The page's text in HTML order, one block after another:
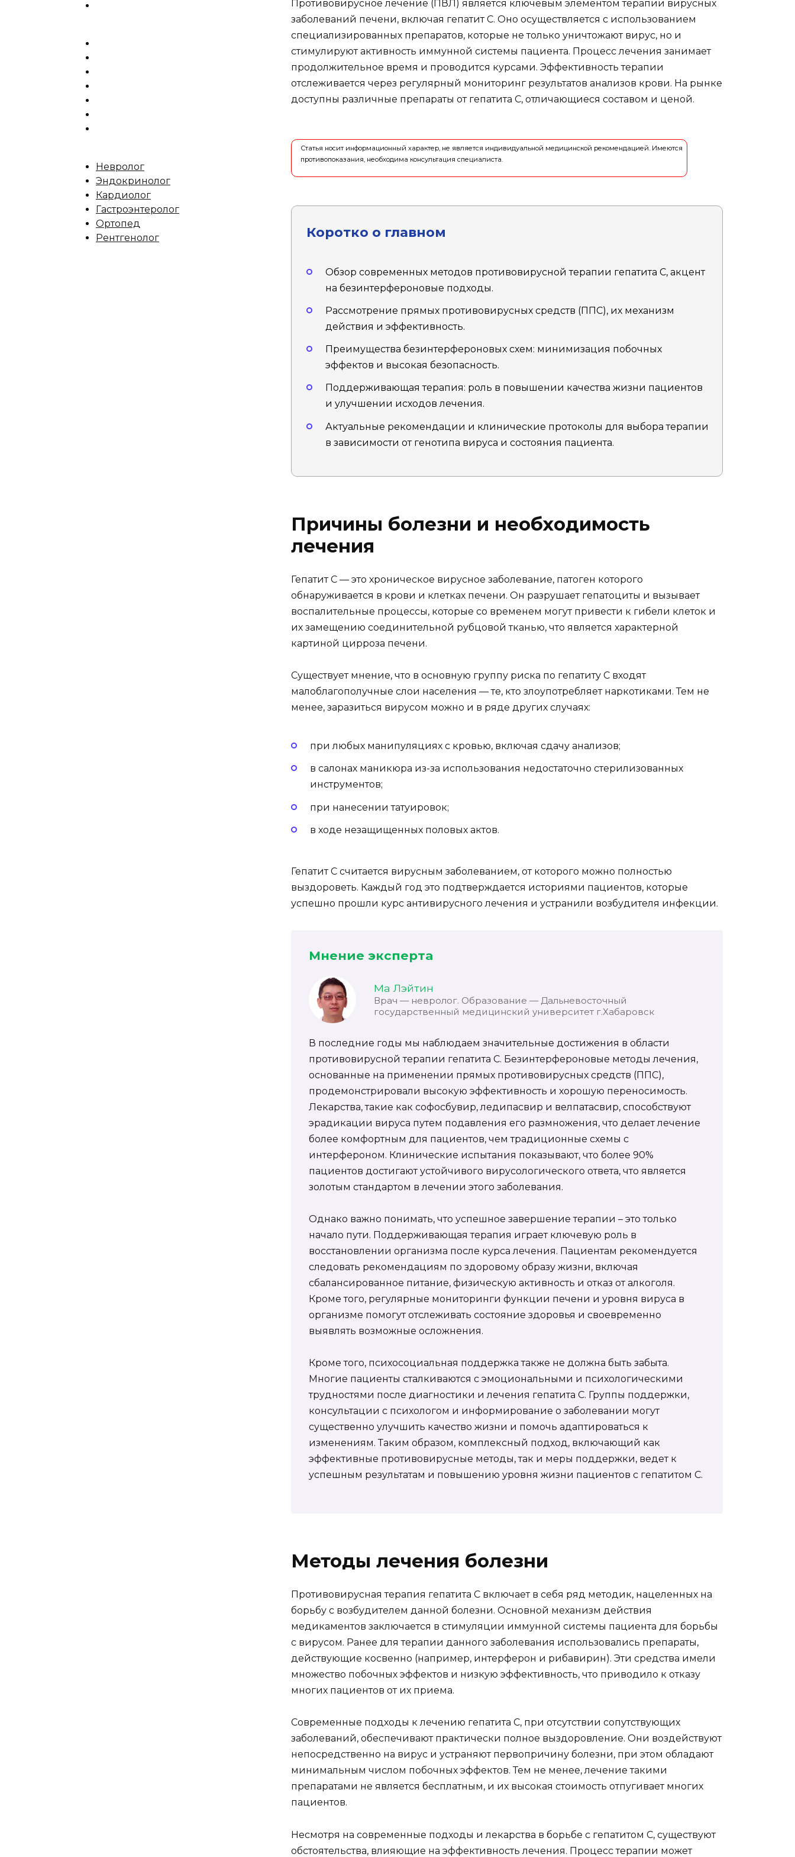
Противовирусное лечение (ПВЛ) является ключевым элементом терапии вирусных
заболеваний печени, включая гепатит С. Оно осуществляется с использованием
специализированных препаратов, которые не только уничтожают вирус, но и
стимулируют активность иммунной системы пациента. Процесс лечения занимает
продолжительное время и проводится курсами. Эффективность терапии
отслеживается через регулярный мониторинг результатов анализов крови. На рынке
доступны различные препараты от гепатита С, отличающиеся составом и ценой.
Статья носит информационный характер, не является индивидуальной медицинской рекомендацией. Имеются
противопоказания, необходима консультация специалиста.
Коротко о главном
Обзор современных методов противовирусной терапии гепатита C, акцент
на безинтерфероновые подходы.
Рассмотрение прямых противовирусных средств (ППС), их механизм
действия и эффективность.
Преимущества безинтерфероновых схем: минимизация побочных
эффектов и высокая безопасность.
Поддерживающая терапия: роль в повышении качества жизни пациентов
и улучшении исходов лечения.
Актуальные рекомендации и клинические протоколы для выбора терапии
в зависимости от генотипа вируса и состояния пациента.
Причины болезни и необходимость
лечения
Гепатит С — это хроническое вирусное заболевание, патоген которого
обнаруживается в крови и клетках печени. Он разрушает гепатоциты и вызывает
воспалительные процессы, которые со временем могут привести к гибели клеток и
их замещению соединительной рубцовой тканью, что является характерной
картиной цирроза печени.
Существует мнение, что в основную группу риска по гепатиту С входят
малоблагополучные слои населения — те, кто злоупотребляет наркотиками. Тем не
менее, заразиться вирусом можно и в ряде других случаях:
при любых манипуляциях с кровью, включая сдачу анализов;
в салонах маникюра из-за использования недостаточно стерилизованных
инструментов;
при нанесении татуировок;
в ходе незащищенных половых актов.
Гепатит С считается вирусным заболеванием, от которого можно полностью
выздороветь. Каждый год это подтверждается историями пациентов, которые
успешно прошли курс антивирусного лечения и устранили возбудителя инфекции.
Мнение эксперта
Ма Лэйтин
Врач — невролог. Образование — Дальневосточный
государственный медицинский университет г.Хабаровск
В последние годы мы наблюдаем значительные достижения в области
противовирусной терапии гепатита C. Безинтерфероновые методы лечения,
основанные на применении прямых противовирусных средств (ППС),
продемонстрировали высокую эффективность и хорошую переносимость.
Лекарства, такие как софосбувир, ледипасвир и велпатасвир, способствуют
эрадикации вируса путем подавления его размножения, что делает лечение
более комфортным для пациентов, чем традиционные схемы с
интерфероном. Клинические испытания показывают, что более 90%
пациентов достигают устойчивого вирусологического ответа, что является
золотым стандартом в лечении этого заболевания.
Однако важно понимать, что успешное завершение терапии – это только
начало пути. Поддерживающая терапия играет ключевую роль в
восстановлении организма после курса лечения. Пациентам рекомендуется
следовать рекомендациям по здоровому образу жизни, включая
сбалансированное питание, физическую активность и отказ от алкоголя.
Кроме того, регулярные мониторинги функции печени и уровня вируса в
организме помогут отслеживать состояние здоровья и своевременно
выявлять возможные осложнения.
Кроме того, психосоциальная поддержка также не должна быть забыта.
Многие пациенты сталкиваются с эмоциональными и психологическими
трудностями после диагностики и лечения гепатита C. Группы поддержки,
консультации с психологом и информирование о заболевании могут
существенно улучшить качество жизни и помочь адаптироваться к
изменениям. Таким образом, комплексный подход, включающий как
эффективные противовирусные методы, так и меры поддержки, ведет к
успешным результатам и повышению уровня жизни пациентов с гепатитом C.
Методы лечения болезни
Противовирусная терапия гепатита С включает в себя ряд методик, нацеленных на
борьбу с возбудителем данной болезни. Основной механизм действия
медикаментов заключается в стимуляции иммунной системы пациента для борьбы
с вирусом. Ранее для терапии данного заболевания использовались препараты,
действующие косвенно (например, интерферон и рибавирин). Эти средства имели
множество побочных эффектов и низкую эффективность, что приводило к отказу
многих пациентов от их приема.
Современные подходы к лечению гепатита С, при отсутствии сопутствующих
заболеваний, обеспечивают практически полное выздоровление. Они воздействуют
непосредственно на вирус и устраняют первопричину болезни, при этом обладают
минимальным числом побочных эффектов. Тем не менее, лечение такими
препаратами не является бесплатным, и их высокая стоимость отпугивает многих
пациентов.
Несмотря на современные подходы и лекарства в борьбе с гепатитом С, существуют
обстоятельства, влияющие на эффективность лечения. Процесс терапии может
Невролог
Эндокринолог
Кардиолог
Гастроэнтеролог
Ортопед
Рентгенолог